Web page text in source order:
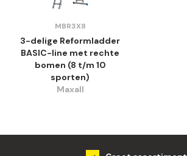
MBR3X8
3-delige Reformladder
BASIC-line met rechte
bomen (8 t/m 10
sporten)
Maxall